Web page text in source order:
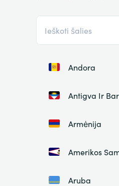
Andora
Antigva Ir
Armėnija
Amerikos
Aruba